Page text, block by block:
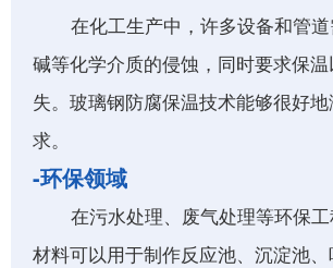
在化工生产中，许多设备和管道
碱等化学介质的侵蚀，同时要求保
失。玻璃钢防腐保温技术能够很好
求。
-环保领域
在污水处理、废气处理等环保工
材料可以用于制作反应池、沉淀池